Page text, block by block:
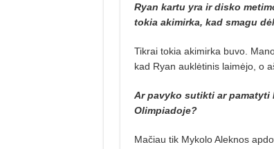
Ryan kartu yra ir disko
tokia akimirka, kad smagu
Tikrai tokia akimirka buvo.
kad Ryan auklėtinis laimėjo, o
Ar pavyko sutikti ar
Olimpiadoje?
Mačiau tik Mykolo Aleknos